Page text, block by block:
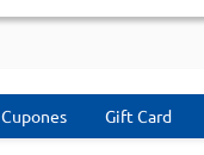
Cupones Gift Card